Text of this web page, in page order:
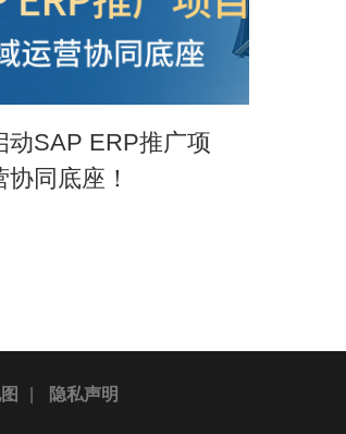
动SAP ERP推广项
同底座！
隐私声明